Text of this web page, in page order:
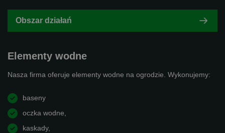
Obszar działań
Elementy wodne
Nasza firma oferuje elementy wodne na ogrodzie. Wykonujemy:
baseny
oczka wodne,
kaskady,